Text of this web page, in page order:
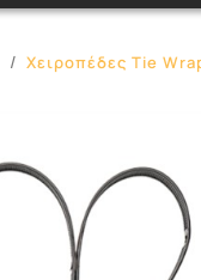
Χειροπέδες Tie